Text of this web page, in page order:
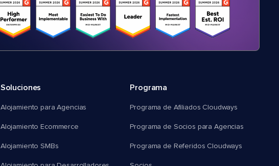
Soluciones
Alojamiento para Agencias
Alojamiento Ecommerce
Alojamiento SMBs
Programa
Programa de Afiliados Cloudways
Programa de Socios para Agencias
Programa de Referidos Cloudways